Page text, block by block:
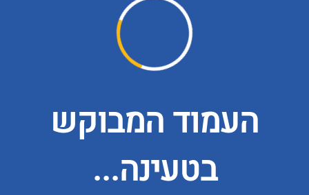
העמוד המבוקש
בטעינה...